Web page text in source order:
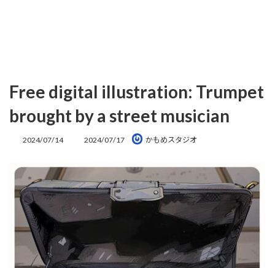
Free digital illustration: Trumpet
brought by a street musician
2024/07/14
最
日
時
2024/07/17 かもめスタジオ